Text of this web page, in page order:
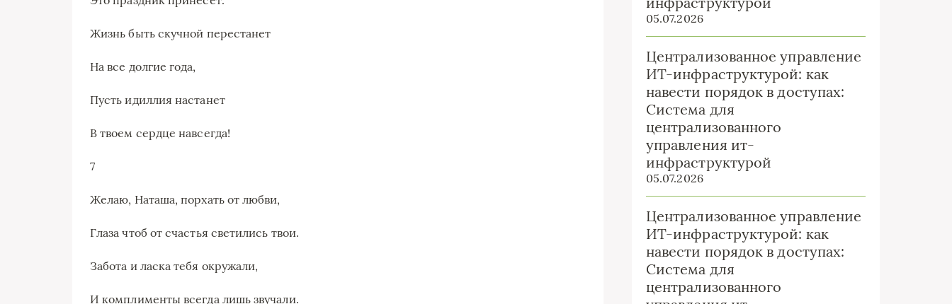
Жизнь быть скучной перестанет
На все долгие года,
Пусть идиллия настанет
В твоем сердце навсегда!
7
Желаю, Наташа, порхать от любви,
Глаза чтоб от счастья светились твои.
Забота и ласка тебя окружали,
И комплименты всегда лишь звучали.
05.07.2026
Централизованное управление
ИТ-инфраструктурой: как
навести порядок в доступах:
Система для
централизованного
управления ит-
инфраструктурой
05.07.2026
Централизованное управление
ИТ-инфраструктурой: как
навести порядок в доступах:
Система для
централизованного